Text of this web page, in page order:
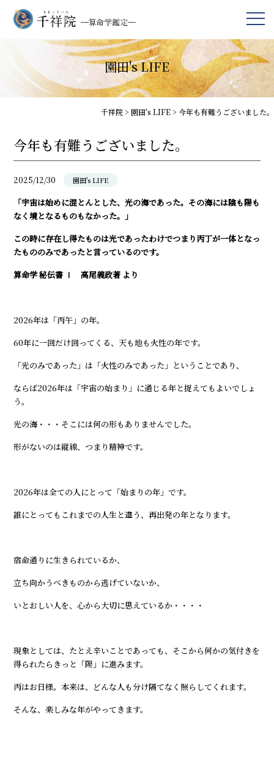
園田's LIFE
千祥院> 園田's LIFE> 今年も有難うございました。
今年も有難うございました。
2025/12/30 園田's LIFE
「宇宙は始めに混とんとした、光の海であった。その海には陰も陽も
なく境となるものもなかった。」
この時に存在し得たものは光であったわけでつまり丙丁が一体となっ
たもののみであったと言っているのです。
算命学 秘伝書 Ⅰ 高尾義政著 より
2026年は「丙午」の年。
60年に一回だけ回ってくる、天も地も火性の年です。
「光のみであった」は「火性のみであった」ということであり、
ならば2026年は「宇宙の始まり」に通じる年と捉えてもよいでしょ
う。
光の海・・・そこには何の形もありませんでした。
形がないのは縦線、つまり精神です。
2026年は全ての人にとって「始まりの年」です。
誰にとってもこれまでの人生と違う、再出発の年となります。
宿命通りに生きられているか、
立ち向かうべきものから逃げていないか、
いとおしい人を、心から大切に思えているか・・・・
現象としては、たとえ辛いことであっても、そこから何かの気付きを
得られたらきっと「陽」に進みます。
丙はお日様。本来は、どんな人も分け隔てなく照らしてくれます。
そんな、楽しみな年がやってきます。